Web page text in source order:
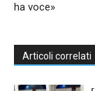
ha voce»
Articoli correlati